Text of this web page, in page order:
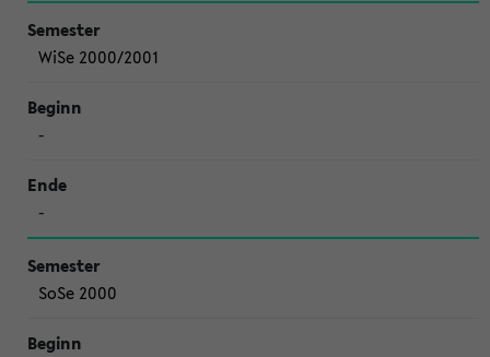
WiSe 2000/2001
-
-
SoSe 2000